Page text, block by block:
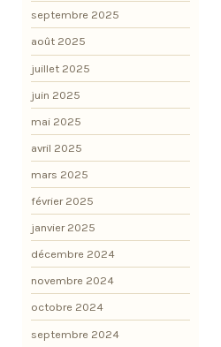
septembre 2025
août 2025
juillet 2025
juin 2025
mai 2025
avril 2025
mars 2025
février 2025
janvier 2025
décembre 2024
novembre 2024
octobre 2024
septembre 2024